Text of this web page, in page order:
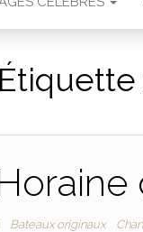
Étiquette
Bateaux originaux